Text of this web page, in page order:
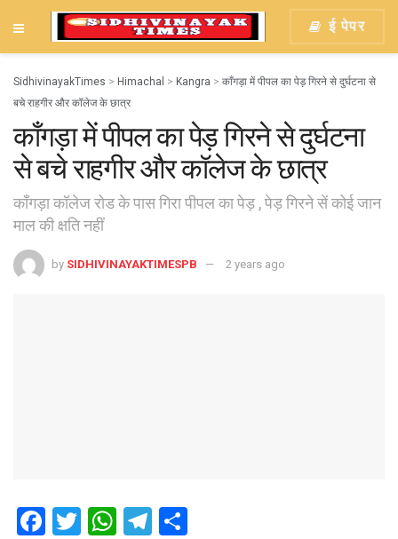
ई पेपर
SidhivinayakTimes > Himachal > Kangra > काँगड़ा में पीपल का पेड़ गिरने से दुर्घटना से
बचे राहगीर और कॉलेज के छात्र
काँगड़ा में पीपल का पेड़ गिरने से दुर्घटना
से बचे राहगीर और कॉलेज के छात्र
काँगड़ा कॉलेज रोड के पास गिरा पीपल का पेड़ , पेड़ गिरने सें कोई जान
माल की क्षति नहीं
by SIDHIVINAYAKTIMESPB 2 years ago
F
T
W T